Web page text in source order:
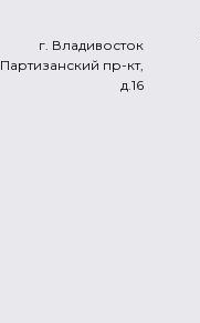
г. Владивосток
Партизанский пр-кт,
д.16